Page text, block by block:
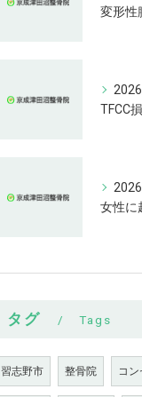
変形性
TFCC
タグ Tags
習志野市 整骨院 コン